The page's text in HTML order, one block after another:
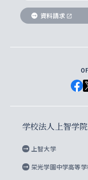
Futures） –
総合人間科
経済学研究
グローバル
アメリカ・
メディア・
水稀少社会
先進機械・
企業の採用
学費・奨学金
学部入学前
国による高
大学院生対
海外留学す
ダイバーシ
上智大学のネ
父母・保証
学外とのネ
上智大学の出
上智大学大
英文広報誌
上智大学のビ
上智大学ビ
上智大学校
上智大学への
上智大学の公
上智大学の
キャンパス案
資料請求
学校法人上智学院
上智大学
栄光学園中学高等学